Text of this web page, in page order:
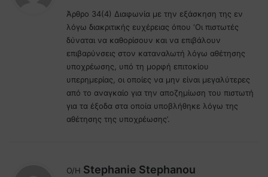
ι
:
Άρθρο 34(4) Διαφωνία με την εξάσκηση της εν
λόγω διακριτικής ευχέρειας όπου ‘Οι πιστωτές
δύναται να καθορίσουν και να επιβάλουν
επιβαρύνσεις στον καταναλωτή λόγω αθέτησης
υποχρέωσης, υπό τη μορφή επιτοκίου
υπερημερίας, οι οποίες να μην είναι μεγαλύτερες
από το αναγκαίο για την αποζημίωση του πιστωτή
για τα έξοδα στα οποία υποβλήθηκε λόγω της
αθέτησης της υποχρέωσης’.
Ο/Η Stephanie Stephanou